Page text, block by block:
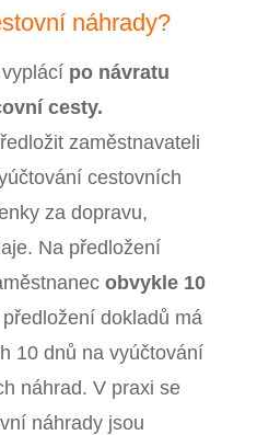
náhrady?
po návratu
cesty.
zaměstnavateli
cestovních
za dopravu,
Na předložení
obvykle 10
předložení dokladů má
10 dnů na vyúčtování
náhrad. V praxi se
náhrady jsou